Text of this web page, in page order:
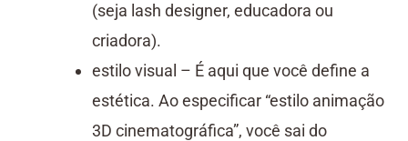
(seja lash designer, educadora ou
criadora).
estilo visual – É aqui que você define a
estética. Ao especificar “estilo animação
3D cinematográfica”, você sai do